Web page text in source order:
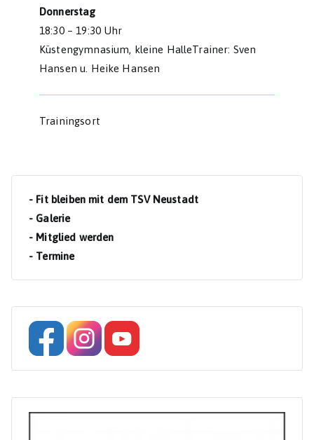
Donnerstag
18:30 – 19:30 Uhr
Küstengymnasium, kleine HalleTrainer: Sven
Hansen u. Heike Hansen
Trainingsort
- Fit bleiben mit dem TSV Neustadt
- Galerie
- Mitglied werden
- Termine